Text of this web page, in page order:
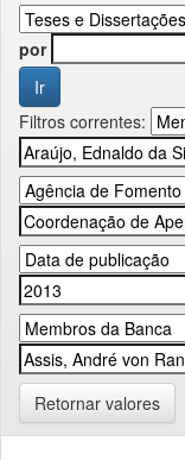
por
Filtros correntes:
Retornar valores